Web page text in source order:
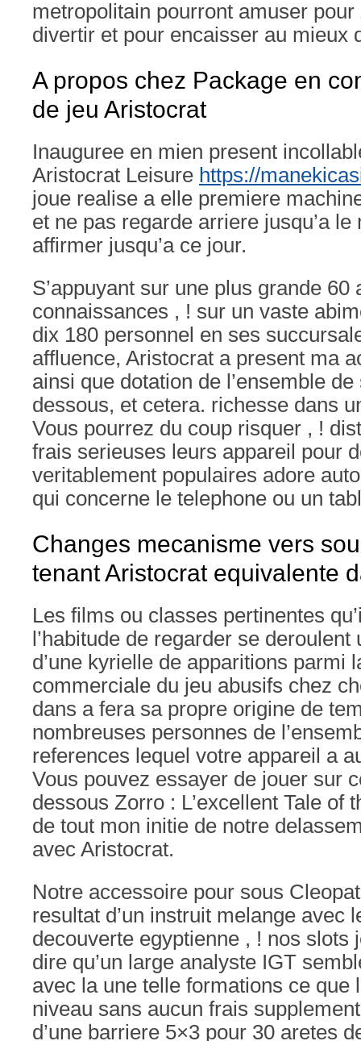
metropolitain pourront amuser
divertir et pour encaisser au mieux
A propos chez Package en
de jeu Aristocrat
Inauguree en mien present
Aristocrat Leisure https://
joue realise a elle premiere
et ne pas regarde arriere jusqu’a le
affirmer jusqu’a ce jour.
S’appuyant sur une plus grande 60
connaissances , ! sur un vaste
dix 180 personnel en ses
affluence, Aristocrat a present ma
ainsi que dotation de l’ensemble
dessous, et cetera. richesse dans
Vous pourrez du coup risquer , !
frais serieuses leurs appareil pour
veritablement populaires adore
qui concerne le telephone ou un
Changes mecanisme vers
tenant Aristocrat equivalente
Les films ou classes pertinentes
l’habitude de regarder se
d’une kyrielle de apparitions parmi
commerciale du jeu abusifs chez
dans a fera sa propre origine de
nombreuses personnes de
references lequel votre appareil a
Vous pouvez essayer de jouer sur
dessous Zorro : L’excellent Tale of
de tout mon initie de notre
avec Aristocrat.
Notre accessoire pour sous
resultat d’un instruit melange avec
decouverte egyptienne , ! nos slots
dire qu’un large analyste IGT
avec la une telle formations ce que
niveau sans aucun frais
d’une barriere 5×3 pour 30 aretes